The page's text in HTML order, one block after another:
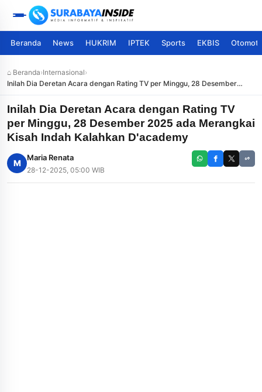
Beranda News HUKRIM IPTEK Sports EKBIS
⌂ Beranda›Internasional›
Inilah Dia Deretan Acara dengan Rating TV per Minggu, 28 Desember
2025 ada Merangkai Kisah Indah Kalahkan D'academy
Inilah Dia Deretan Acara dengan Rating TV
per Minggu, 28 Desember 2025 ada Merangkai
Kisah Indah Kalahkan D'academy
M
Maria Renata
28-12-2025, 05:00 WIB